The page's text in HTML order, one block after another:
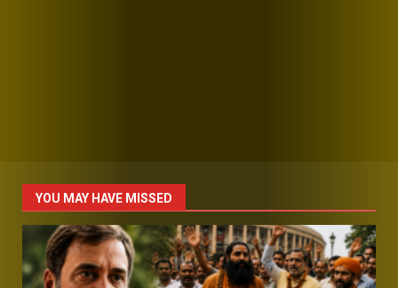
YOU MAY HAVE MISSED